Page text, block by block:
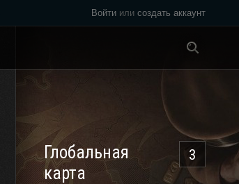
Войти или создать аккаунт
3
Глобальная
карта